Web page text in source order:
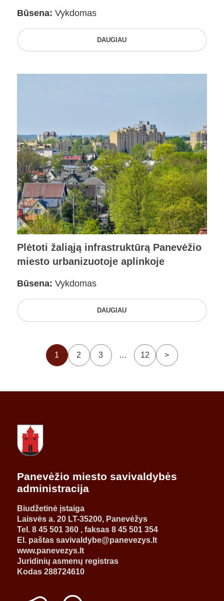
Būsena: Vykdomas
DAUGIAU
Plėtoti žaliąją infrastruktūrą Panevėžio
miesto urbanizuotoje aplinkoje
Būsena: Vykdomas
DAUGIAU
1 2 3 … 12 >
Panevėžio miesto savivaldybės
administracija
Biudžetinė įstaiga
Laisvės a. 20 LT-35200, Panevėžys
Tel. 8 45 501 360 , faksas 8 45 501 354
El. paštas savivaldybe@panevezys.lt
www.panevezys.lt
Juridinių asmenų registras
Kodas 288724610